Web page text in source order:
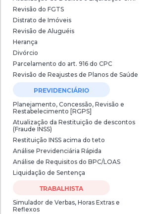
Revisão do FGTS
Distrato de Imóveis
Revisão de Aluguéis
Herança
Divórcio
Parcelamento do art. 916 do CPC
Revisão de Reajustes de Planos de Saúde
PREVIDENCIÁRIO
Planejamento, Concessão, Revisão e
Restabelecimento [RGPS]
Atualização da Restituição de descontos
(Fraude INSS)
Restituição INSS acima do teto
Análise Previdenciária Rápida
Análise de Requisitos do BPC/LOAS
Liquidação de Sentença
TRABALHISTA
Simulador de Verbas, Horas Extras e
Reflexos